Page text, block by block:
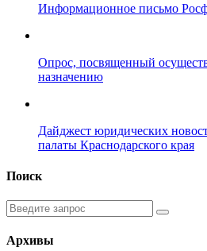
Информационное письмо
Опрос, посвященный
назначению
Дайджест юридических
палаты Краснодарского края
Поиск
Введите
запрос
Архивы